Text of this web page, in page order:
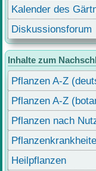
Kalender des
Diskussionsforum
Inhalte zum
Pflanzen A-Z
Pflanzen A-Z
Pflanzen nach
Heilpflanzen